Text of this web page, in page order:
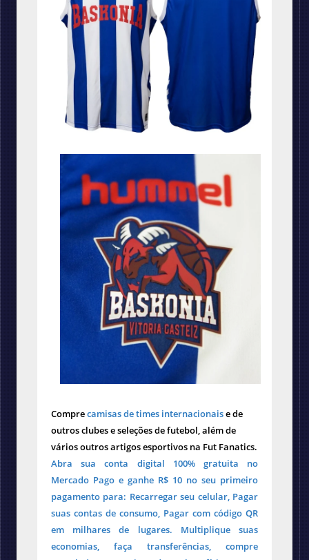
Comprecamisas de times internacionaise de
outros clubes e seleções de futebol, além de
vários outros artigos esportivos na Fut Fanatics.
Abra sua conta digital 100% gratuita no
Mercado Pago e ganhe R$ 10 no seu primeiro
pagamento para: Recarregar seu celular, Pagar
suas contas de consumo, Pagar com código QR
em milhares de lugares. Multiplique suas
economias, faça transferências, compre